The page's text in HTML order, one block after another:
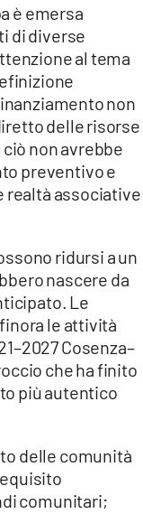
è emersa
di diverse
al tema
non
delle risorse
non avrebbe
preventivo e
realtà associative
ridursi a un
nascere da
Le
le attività
Cosenza–
che ha finito
più autentico
delle comunità
comunitari;